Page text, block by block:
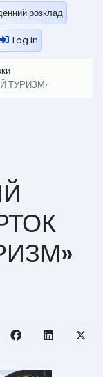
розклад
Log in
ТУРИЗМ»